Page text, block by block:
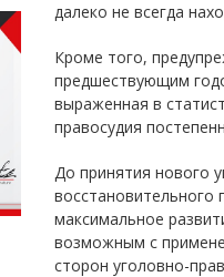
далеко не всегда
Кроме того,
предшествующим
выраженная в
правосудия
До принятия нового
восстановительного
максимальное
возможным с
сторон уголовно-